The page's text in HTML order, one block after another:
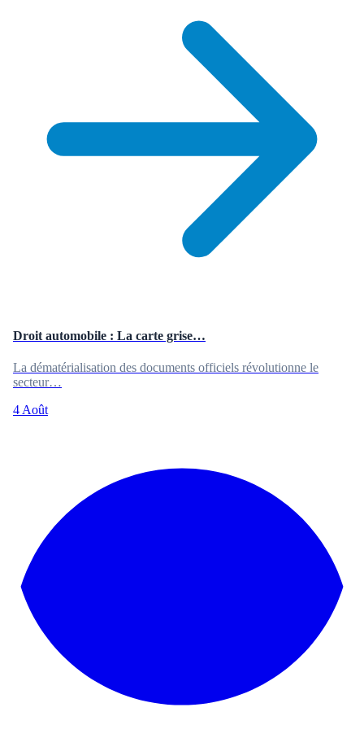
Droit automobile : La carte grise…
La dématérialisation des documents officiels révolutionne le
secteur…
4 Août